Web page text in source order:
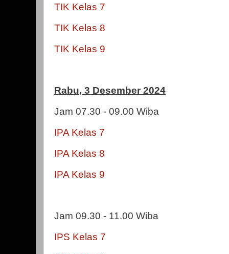
TIK Kelas 7
TIK Kelas 8
TIK Kelas 9
Rabu, 3 Desember 2024
Jam 07.30 - 09.00 Wiba
IPA Kelas 7
IPA Kelas 8
IPA Kelas 9
Jam 09.30 - 11.00 Wiba
IPS Kelas 7